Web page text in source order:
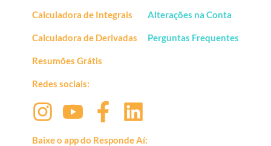
Calculadora de Integrais
Calculadora de Derivadas
Resumões Grátis
Redes sociais:
Baixe o app do Responde Aí:
Alterações na Conta
Perguntas Frequentes